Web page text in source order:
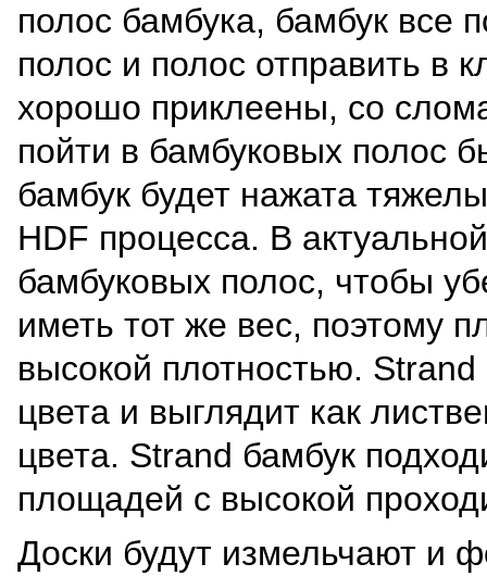
полос бамбука, бамбук
полос и полос отправить в
хорошо приклеены, со
пойти в бамбуковых полос
бамбук будет нажата
HDF процесса. В
бамбуковых полос, чтобы
иметь тот же вес, поэтому
высокой плотностью.
цвета и выглядит как
цвета. Strand бамбук
площадей с высокой
Доски будут измельчают и